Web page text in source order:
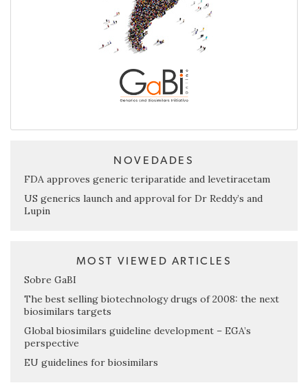
NOVEDADES
FDA approves generic teriparatide and levetiracetam
US generics launch and approval for Dr Reddy’s and
Lupin
MOST VIEWED ARTICLES
Sobre GaBI
The best selling biotechnology drugs of 2008: the next
biosimilars targets
Global biosimilars guideline development – EGA’s
perspective
EU guidelines for biosimilars